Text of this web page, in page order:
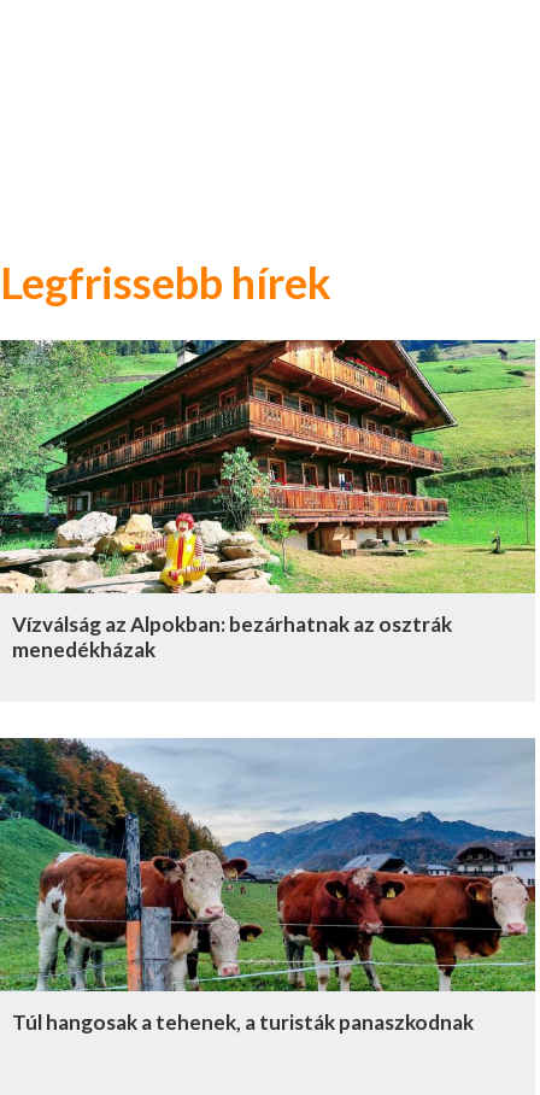
Legfrissebb hírek
Vízválság az Alpokban: bezárhatnak az osztrák
menedékházak
Túl hangosak a tehenek, a turisták panaszkodnak